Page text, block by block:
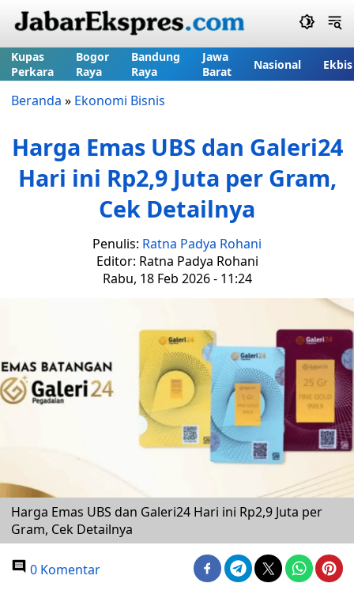
Kupas
Perkara
Bogor
Raya
Bandung
Raya
Jawa
Barat
Nasional Ekbis
Beranda » Ekonomi Bisnis
Harga Emas UBS dan Galeri24
Hari ini Rp2,9 Juta per Gram,
Cek Detailnya
Penulis: Ratna Padya Rohani
Editor: Ratna Padya Rohani
Rabu, 18 Feb 2026 - 11:24
Harga Emas UBS dan Galeri24 Hari ini Rp2,9 Juta per
Gram, Cek Detailnya
0 Komentar